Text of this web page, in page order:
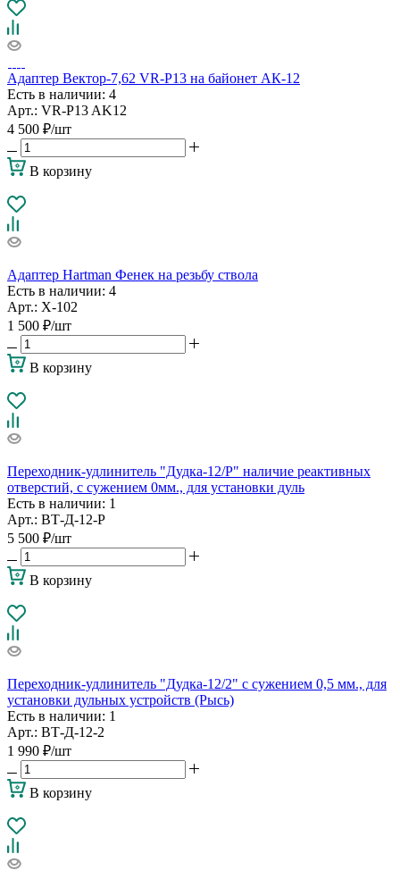
Адаптер Вектор-7,62 VR-P13 на байонет АК-12
Есть в наличии: 4
Арт.: VR-P13 AK12
4 500 ₽/шт
В корзину
Адаптер Hartman Фенек на резьбу ствола
Есть в наличии: 4
Арт.: Х-102
1 500 ₽/шт
В корзину
Переходник-удлинитель "Дудка-12/Р" наличие реактивных
отверстий, с сужением 0мм., для установки дуль
Есть в наличии: 1
Арт.: ВТ-Д-12-Р
5 500 ₽/шт
В корзину
Переходник-удлинитель "Дудка-12/2" с сужением 0,5 мм., для
установки дульных устройств (Рысь)
Есть в наличии: 1
Арт.: ВТ-Д-12-2
1 990 ₽/шт
В корзину